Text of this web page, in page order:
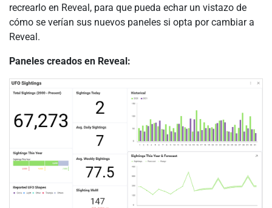
recrearlo en Reveal, para que pueda echar un vistazo de
cómo se verían sus nuevos paneles si opta por cambiar a
Reveal.
Paneles creados en Reveal: